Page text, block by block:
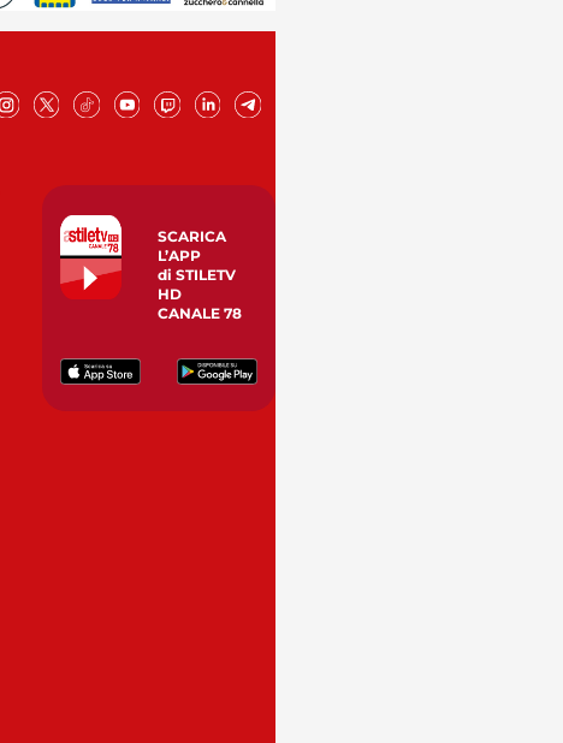
SCARICA
L’APP
di STILETV
HD
CANALE 78